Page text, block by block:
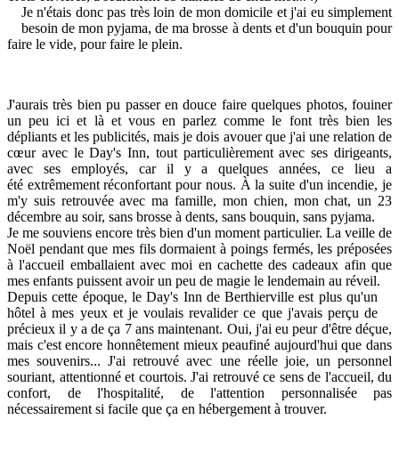
Je n'étais donc pas très loin de mon domicile et j'ai eu simplement
besoin de mon pyjama, de ma brosse à dents et d'un bouquin pour
faire le vide, pour faire le plein.
J'aurais très bien pu passer en douce faire quelques photos, fouiner
un peu ici et là et vous en parlez comme le font très bien les
dépliants et les publicités, mais je dois avouer que j'ai une relation de
cœur avec le Day's Inn, tout particulièrement avec ses dirigeants,
avec ses employés, car il y a quelques années, ce lieu a
été extrêmement réconfortant pour nous. À la suite d'un incendie, je
m'y suis retrouvée avec ma famille, mon chien, mon chat, un 23
décembre au soir, sans brosse à dents, sans bouquin, sans pyjama.
Je me souviens encore très bien d'un moment particulier. La veille de
Noël pendant que mes fils dormaient à poings fermés, les préposées
à l'accueil emballaient avec moi en cachette des cadeaux afin que
mes enfants puissent avoir un peu de magie le lendemain au réveil.
Depuis cette époque, le Day's Inn de Berthierville est plus qu'un
hôtel à mes yeux et je voulais revalider ce que j'avais perçu de
précieux il y a de ça 7 ans maintenant. Oui, j'ai eu peur d'être déçue,
mais c'est encore honnêtement mieux peaufiné aujourd'hui que dans
mes souvenirs... J'ai retrouvé avec une réelle joie, un personnel
souriant, attentionné et courtois. J'ai retrouvé ce sens de l'accueil, du
confort, de l'hospitalité, de l'attention personnalisée pas
nécessairement si facile que ça en hébergement à trouver.